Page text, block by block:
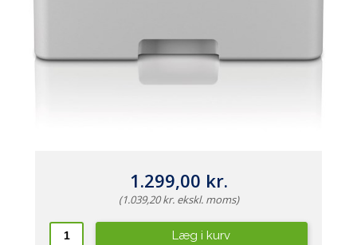
1.299,00 kr.
(1.039,20 kr. ekskl. moms)
Læg i kurv